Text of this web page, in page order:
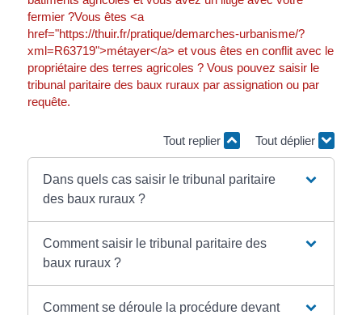
fermier ?Vous êtes <a
href="https://thuir.fr/pratique/demarches-urbanisme/?
xml=R63719">métayer</a> et vous êtes en conflit avec le
propriétaire des terres agricoles ? Vous pouvez saisir le
tribunal paritaire des baux ruraux par assignation ou par
requête.
Tout replier Tout déplier
Dans quels cas saisir le tribunal paritaire
des baux ruraux ?
Comment saisir le tribunal paritaire des
baux ruraux ?
Comment se déroule la procédure devant